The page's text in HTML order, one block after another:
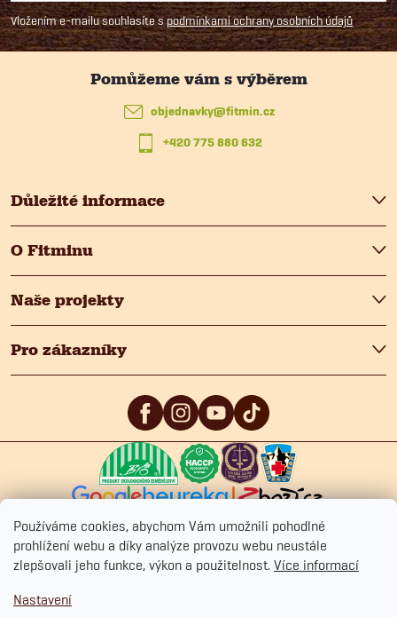
Používáme cookies, abychom Vám umožnili pohodlné
prohlížení webu a díky analýze provozu webu neustále
zlepšovali jeho funkce, výkon a použitelnost. Více informací
Nastavení
pVložením e-mailu souhlasíte spodmínkami ochrany osobních údajů
Důležité informace
O Fitminu
Naše projekty
Pro zákazníky
objednavky@fitmin.cz
+420 775 880 632
5 4.9 /5 4.9